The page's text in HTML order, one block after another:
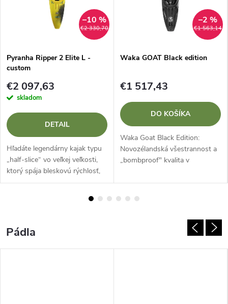
€2 330,70
–10 %
Pyranha Ripper 2 Elite L -
custom
€2 097,63
skladom
DETAIL
Hľadáte legendárny kajak typu
„half-slice“ vo veľkej veľkosti,
ktorý spája bleskovú rýchlosť,
obratnosť a nekonečnú zábavu
€1 563,14
–2 %
Waka GOAT Black edition
€1 517,43
DO KOŠÍKA
Waka Goat Black Edition:
Novozélandská všestrannost a
„bombproof" kvalita v
nepotřebuje dlouhé
Pádla